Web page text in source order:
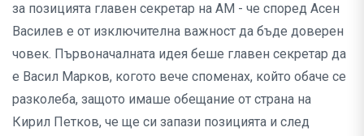
за позицията главен секретар на АМ - че според Асен
Василев е от изключителна важност да бъде доверен
човек. Първоначалната идея беше главен секретар да
е Васил Марков, когото вече споменах, който обаче се
разколеба, защото имаше обещание от страна на
Кирил Петков, че ще си запази позицията и след